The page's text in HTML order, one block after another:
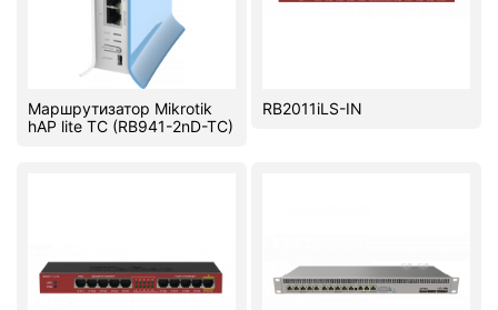
Маршрутизатор Mikrotik
hAP lite TC (RB941-2nD-TC)
RB2011iLS-IN